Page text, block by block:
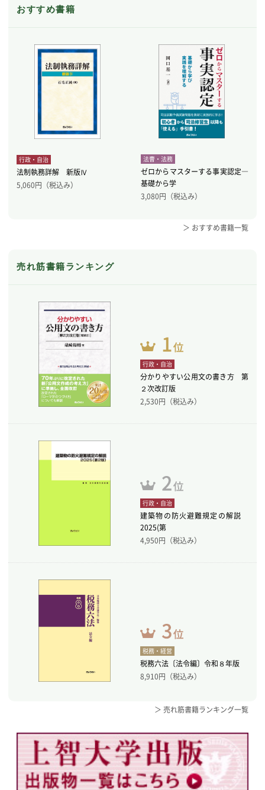
おすすめ書籍
行政・自治
法制執務詳解 新版Ⅳ
5,060円（税込み）
法曹・法務
ゼロからマスターする事実認定―
基礎から学
3,080円（税込み）
＞ おすすめ書籍一覧
売れ筋書籍ランキング
行政・自治
分かりやすい公用文の書き方 第
２次改訂版
2,530円（税込み）
行政・自治
建築物の防火避難規定の解説
2025(第
4,950円（税込み）
税務・経営
税務六法〔法令編〕令和８年版
8,910円（税込み）
＞ 売れ筋書籍ランキング一覧